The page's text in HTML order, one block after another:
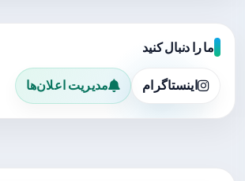
ما را دنبال کنید
اینستاگرام مدیریت اعلان‌ها